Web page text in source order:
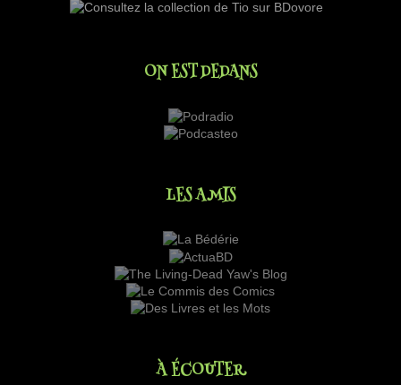
ON EST DEDANS
LES AMIS
À ÉCOUTER